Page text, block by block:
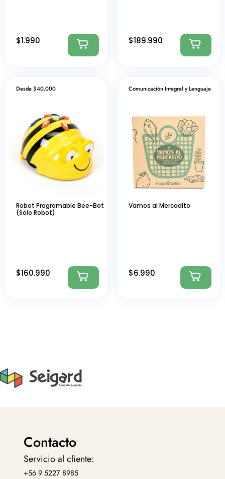
$1.990 $189.990
Desde $40.000
Robot Programable Bee-Bot
(Solo Robot)
$160.990
Comunicación Integral y Lenguaje
Vamos al Mercadito
$6.990
Contacto
Servicio al cliente:
+56 9 5227 8985